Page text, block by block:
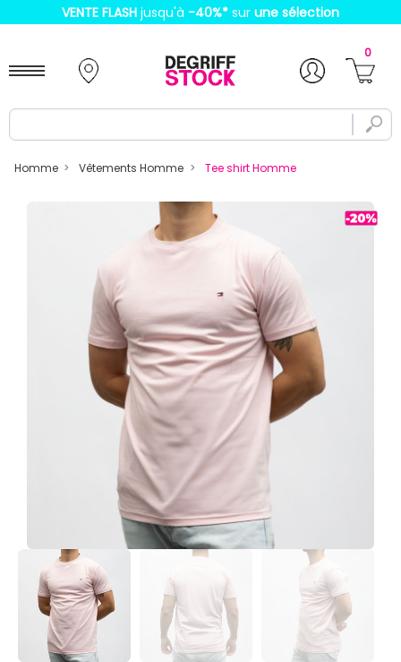
VENTE FLASH jusqu'à -40%* sur une sélection
0
Homme Vêtements Homme Tee shirt Homme